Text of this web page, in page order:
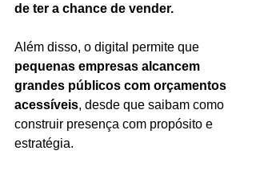
de ter a chance de vender.
Além disso, o digital permite que
pequenas empresas alcancem
grandes públicos com orçamentos
acessíveis, desde que saibam como
construir presença com propósito e
estratégia.